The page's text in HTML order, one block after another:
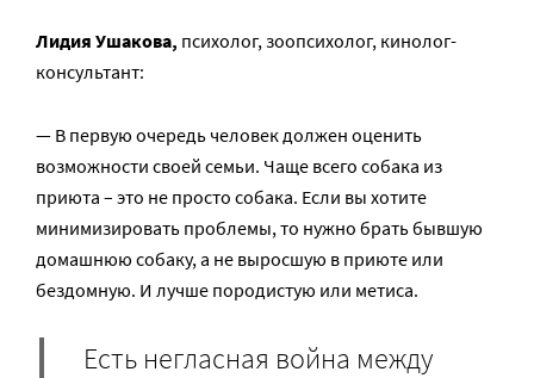
Лидия Ушакова, психолог, зоопсихолог, кинолог-
консультант:
— В первую очередь человек должен оценить
возможности своей семьи. Чаще всего собака из
приюта – это не просто собака. Если вы хотите
минимизировать проблемы, то нужно брать бывшую
домашнюю собаку, а не выросшую в приюте или
бездомную. И лучше породистую или метиса.
Есть негласная война между